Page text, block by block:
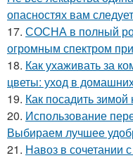
опасностях вам
17. СОСНА в полный
огромным спектром
18. Как ухаживать за
цветы: уход в
19. Как посадить
20. Использование
Выбираем лучшее
21. Навоз в сочетании